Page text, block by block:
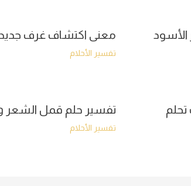
الأسود
معنى اكتشاف غرف
تفسير الأحلام
تفسير حلم قمل الشعر
تفسير الأحلام